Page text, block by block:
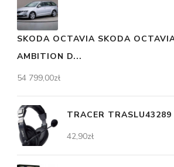
SKODA OCTAVIA SKODA
AMBITION D...
54 799,00zł
TRACER TRASLU43289
42,90zł